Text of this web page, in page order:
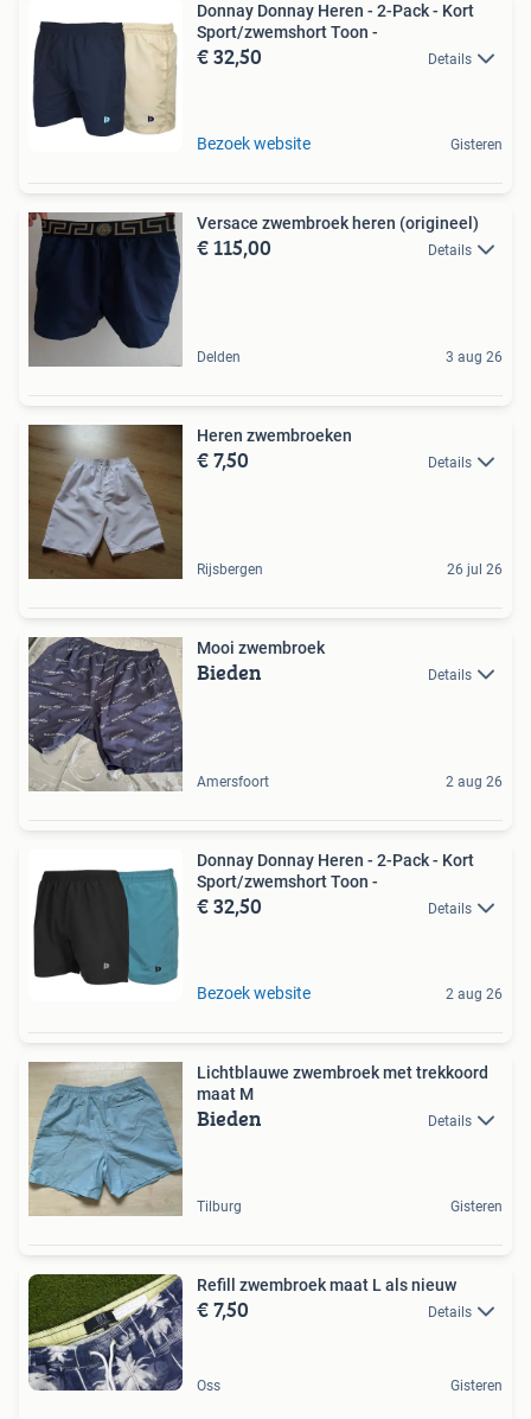
Donnay Donnay Heren - 2-Pack - Kort
Sport/zwemshort Toon -
€ 32,50 Details
Bezoek website Gisteren
Versace zwembroek heren (origineel)
€ 115,00 Details
Delden 3 aug 26
Heren zwembroeken
€ 7,50 Details
Rijsbergen 26 jul 26
Mooi zwembroek
Bieden Details
Amersfoort 2 aug 26
Donnay Donnay Heren - 2-Pack - Kort
Sport/zwemshort Toon -
€ 32,50 Details
Bezoek website 2 aug 26
Lichtblauwe zwembroek met trekkoord
maat M
Bieden Details
Tilburg Gisteren
Refill zwembroek maat L als nieuw
€ 7,50 Details
Oss Gisteren